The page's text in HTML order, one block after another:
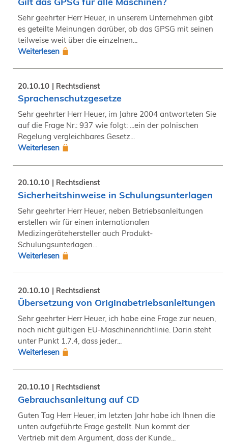
Sehr geehrter Herr Heuer, in unserem Unternehmen gibt
es geteilte Meinungen darüber, ob das GPSG mit seinen
teilweise weit über die einzelnen...
Weiterlesen
20.10.10 Rechtsdienst
Sprachenschutzgesetze
Sehr geehrter Herr Heuer, im Jahre 2004 antworteten Sie
auf die Frage Nr.: 937 wie folgt: ...ein der polnischen
Regelung vergleichbares Gesetz...
Weiterlesen
20.10.10 Rechtsdienst
Sicherheitshinweise in Schulungsunterlagen
Sehr geehrter Herr Heuer, neben Betriebsanleitungen
erstellen wir für einen internationalen
Medizingerätehersteller auch Produkt-
Schulungsunterlagen...
Weiterlesen
20.10.10 Rechtsdienst
Übersetzung von Originabetriebsanleitungen
Sehr geehrter Herr Heuer, ich habe eine Frage zur neuen,
noch nicht gültigen EU-Maschinenrichtlinie. Darin steht
unter Punkt 1.7.4, dass jeder...
Weiterlesen
20.10.10 Rechtsdienst
Gebrauchsanleitung auf CD
Guten Tag Herr Heuer, im letzten Jahr habe ich Ihnen die
unten aufgeführte Frage gestellt. Nun kommt der
Vertrieb mit dem Argument, dass der Kunde...